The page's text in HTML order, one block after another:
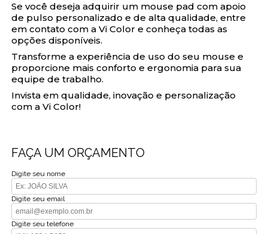
Se você deseja adquirir um mouse pad com apoio
de pulso personalizado e de alta qualidade, entre
em contato com a Vi Color e conheça todas as
opções disponíveis.
Transforme a experiência de uso do seu mouse e
proporcione mais conforto e ergonomia para sua
equipe de trabalho.
Invista em qualidade, inovação e personalização
com a Vi Color!
FAÇA UM ORÇAMENTO
Digite seu nome
Digite seu email
Digite seu telefone